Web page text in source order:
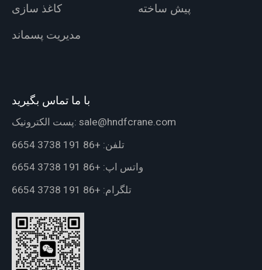
کاغذ سازی
پیش ساخته
مدیریت پسماند
با ما تماس بگیرید
پست الکترونیک: sale@hndfcrane.com
تلفن: +86 191 3738 6654
واتس اپ: +86 191 3738 6654
تلگرام: +86 191 3738 6654